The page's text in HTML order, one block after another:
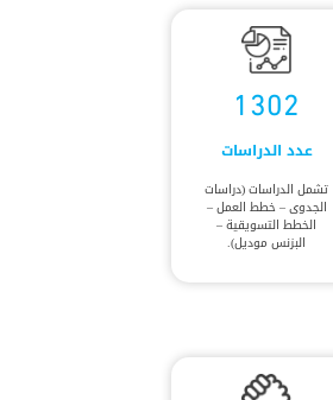
1302
عدد الدراسات
تشمل الدراسات (دراسات
الجدوى – خطط العمل –
الخطط التسويقية –
البزنس موديل).